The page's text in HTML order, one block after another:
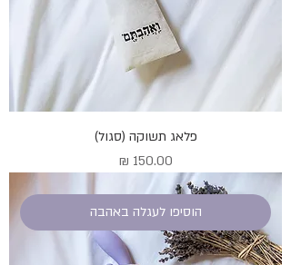
פלאג תשוקה (סגול)
מחיר
הוסיפו לעגלה באהבה